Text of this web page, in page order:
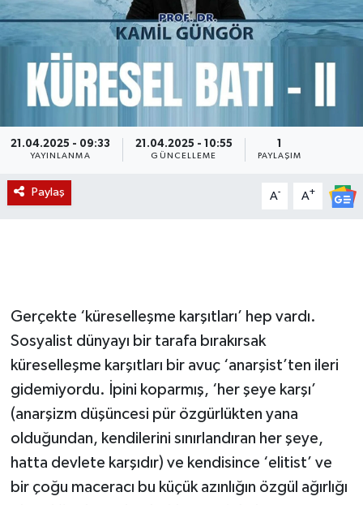
21.04.2025 - 09:33
YAYINLANMA
21.04.2025 - 10:55
GÜNCELLEME PAYLAŞIM
Paylaş A- A+
Gerçekte ‘küreselleşme karşıtları’ hep vardı.
Sosyalist dünyayı bir tarafa bırakırsak
küreselleşme karşıtları bir avuç ‘anarşist’ten ileri
gidemiyordu. İpini koparmış, ‘her şeye karşı’
(anarşizm düşüncesi pür özgürlükten yana
olduğundan, kendilerini sınırlandıran her şeye,
hatta devlete karşıdır) ve kendisince ‘elitist’ ve
bir çoğu maceracı bu küçük azınlığın özgül ağırlığı
Etkinlikler